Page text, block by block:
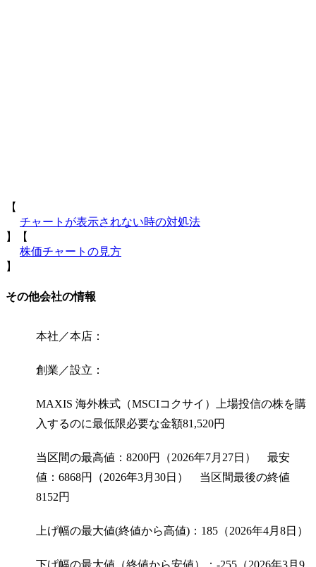
【
チャートが表示されない時の対処法
】【
株価チャートの見方
】
その他会社の情報
本社／本店：
創業／設立：
MAXIS 海外株式（MSCIコクサイ）上場投信の株を購
入するのに最低限必要な金額81,520円
当区間の最高値：8200円（2026年7月27日） 最安
値：6868円（2026年3月30日） 当区間最後の終値
8152円
上げ幅の最大値(終値から高値)：185（2026年4月8日）
下げ幅の最大値（終値から安値）：-255（2026年3月9